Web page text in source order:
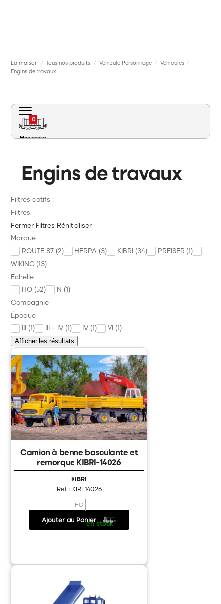
Mon panier
0
Matériel roulant
Voie Signalisation Caténaire
Diorama Maquette
Véhicule Personnage
Alimentation Digital Commande
Outillage et Consommable
Annonces des trains
Précommande Nouveauté à paraître
PROMOS
Divers
Marque
News
Citadel Colour
Games Workshop
La maison / Tous nos produits / Véhicule Personnage / Véhicules /
Engins de travaux
Engins de travaux
Engins de travaux
Filtres actifs :
Filtres
Fermer Filtres Rénitialiser
Marque
ROUTE 87 (2)
HERPA (3) KIBRI (34)
PREISER (1)
WIKING (13)
Echelle
HO (52)
N (1)
Compagnie
Époque
III (1)
III - IV (1) IV (1) VI (1)
Afficher les résultats
Camion à benne basculante et
remorque KIBRI-14026
KIBRI
Ref : KIRI 14026
HO
16.50 € / en stock
Ajouter au Panier